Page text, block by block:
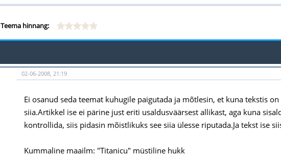
Teema hinnang:
02-06-2008, 21:19
Ei osanud seda teemat kuhugile paigutada ja mõtlesin, et kuna tekstis
siia.Artikkel ise ei pärine just eriti usaldusväärsest allikast, aga kuna
kontrollida, siis pidasin mõistlikuks see siia ülesse riputada.Ja tekst ise
Kummaline maailm: "Titanicu" müstiline hukk